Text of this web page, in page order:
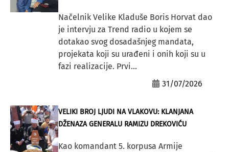
Načelnik Velike Kladuše Boris Horvat dao
je intervju za Trend radio u kojem se
dotakao svog dosadašnjeg mandata,
projekata koji su urađeni i onih koji su u
fazi realizacije. Prvi...
31/07/2026
VELIKI BROJ LJUDI NA VLAKOVU: KLANJANA
DŽENAZA GENERALU RAMIZU DREKOVIĆU
Kao komandant 5. korpusa Armije